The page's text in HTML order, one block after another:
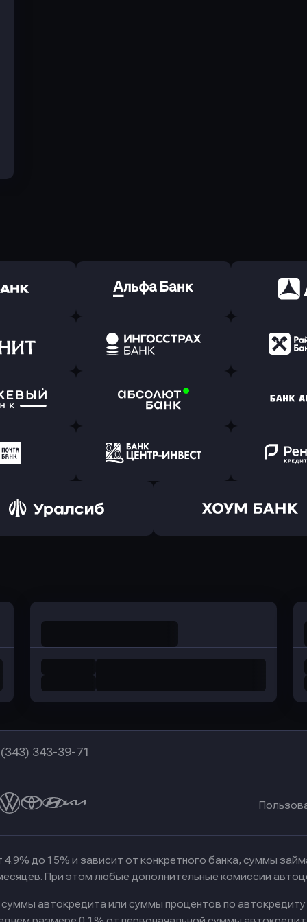
Оправить заявку
в Альфа-Банк
в
заявку
Банк
Оправить заявку
в Ингосстрах Банк
в
заявку
Оправить заявку
в Абсолют Банк
в Банк
заявку
Банк
Оправить заявку
в
343-39-71
до 15% и зависит от конкретного банка, суммы
При этом любые дополнительные комиссии
автокредита или суммы процентов по